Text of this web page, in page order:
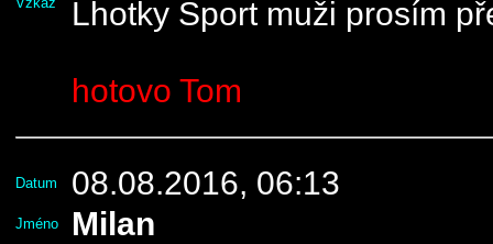
Lhotky Sport muži prosím
hotovo Tom
Datum 08.08.2016, 06:13
Jméno Milan